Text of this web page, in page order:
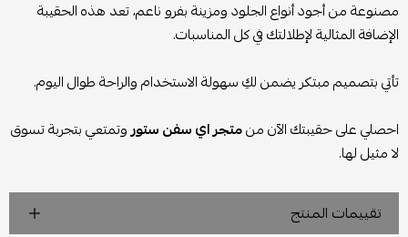
مصنوعة من أجود أنواع الجلود ومزينة بفرو ناعم، تعد هذه الحقيبة
الإضافة المثالية لإطلالتك في كل المناسبات.
تأتي بتصميم مبتكر يضمن لكِ سهولة الاستخدام والراحة طوال اليوم.
احصلي على حقيبتك الآن منمتجر اي سفن ستوروتمتعي بتجربة تسوق
لا مثيل لها.
تقييمات المنتج